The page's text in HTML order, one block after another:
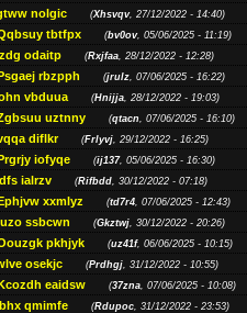
nolgic (Xhsvqv, 27/12/2022 - 14:40)
tbtfpx (bv0ov, 05/06/2025 - 11:19)
odaitp (Rxjfaa, 28/12/2022 - 12:28)
rbzpph (jrulz, 07/06/2025 - 16:22)
vbduua (Hnijja, 28/12/2022 - 19:03)
uztnny (qtacn, 07/06/2025 - 16:10)
diflkr (Frlyvj, 29/12/2022 - 16:25)
iofyqe (ij137, 05/06/2025 - 16:30)
ialrzv (Rifbdd, 30/12/2022 - 07:18)
xxmlyz (td7r4, 07/06/2025 - 12:43)
ssbcwn (Gkztwj, 30/12/2022 - 20:26)
pkhjyk (uz41f, 06/06/2025 - 10:15)
osekjc (Prdhgj, 31/12/2022 - 10:55)
eaidsw (37zna, 07/06/2025 - 10:08)
qmimfe (Rdupoc, 31/12/2022 - 23:53)